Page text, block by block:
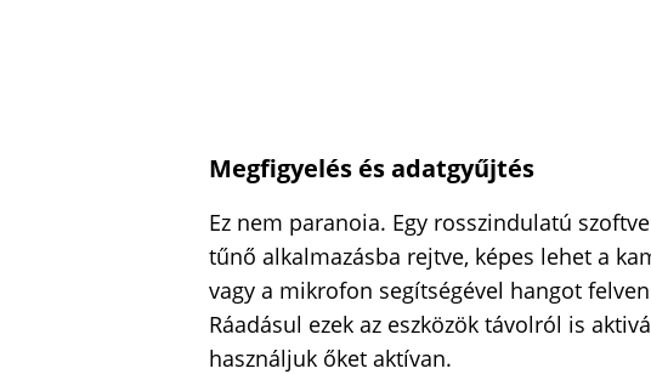
Megfigyelés és adatgyűjtés
Ez nem paranoia. Egy rosszindulatú
tűnő alkalmazásba rejtve, képes lehet a
vagy a mikrofon segítségével hangot
Ráadásul ezek az eszközök távolról is
használjuk őket aktívan.